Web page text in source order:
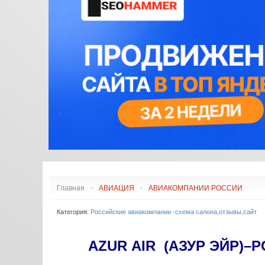
АЭРОПОРТЫ АФРИКИ
АЭРОПОРТЫ ВОСТОКА
РЕЙТИНГ АЭРОПОРТОВ
АЭРОПОРТЫ АВСТРАЛИИ
ИЛ
СААБ
ФОККЕР
СУХОЙ
ТУПОЛЕВ
Главная АВИАЦИЯ АВИАКОМПАНИИ РОССИИ
Категория: Российские авиакомпании -схема салона,отзывы,сайт
AZUR AIR (АЗУР